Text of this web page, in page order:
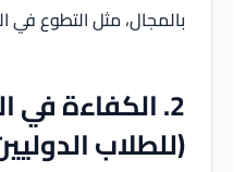
بالمجال، مثل التطوع في
2. الكفاءة في
(للطلاب